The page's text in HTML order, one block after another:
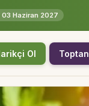
03 Haziran 2027
Ol
Rolüne